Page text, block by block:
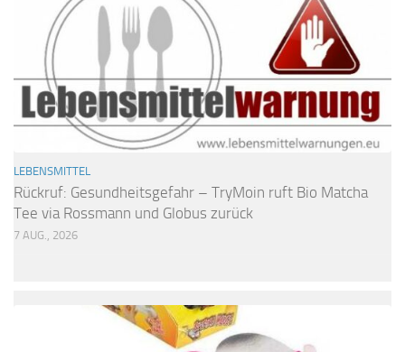
LEBENSMITTEL
Rückruf: Gesundheitsgefahr – TryMoin ruft Bio Matcha
Tee via Rossmann und Globus zurück
7 AUG., 2026